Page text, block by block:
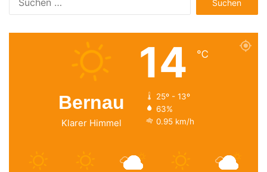
nach:
Bernau
Klarer Himmel
14 ℃
25º - 13º
63%
0.95 km/h